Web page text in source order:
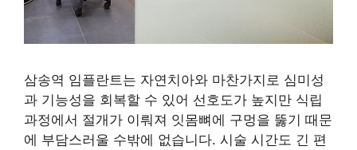
삼송역 임플란트는 자연치아와 마찬가지로 심미성
과 기능성을 회복할 수 있어 선호도가 높지만 식립
과정에서 절개가 이뤄져 잇몸뼈에 구멍을 뚫기 때문
에 부담스러울 수밖에 없습니다. 시술 시간도 긴 편